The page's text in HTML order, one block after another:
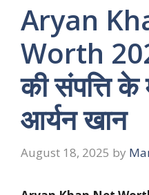
Aryan
Worth
की संपत्ति के
आर्यन खान
August 18, 2025 by